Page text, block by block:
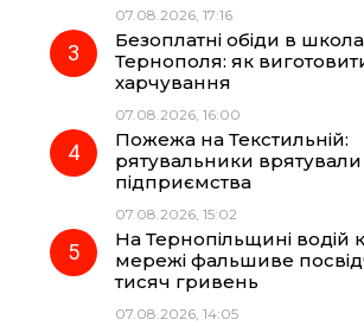
k
a
m
07.08.2026, 17:16
Безоплатні обіди в
Тернополя: як
харчування
07.08.2026, 16:00
Пожежа на Текстильній:
рятувальники
підприємства
07.08.2026, 15:02
На Тернопільщині водій
мережі фальшиве
тисяч гривень
07.08.2026, 14:05